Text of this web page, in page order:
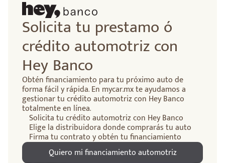
Solicita tu prestamo ó
crédito automotriz con
Hey Banco
Obtén financiamiento para tu próximo auto de
forma fácil y rápida. En mycar.mx te ayudamos a
gestionar tu crédito automotriz con Hey Banco
totalmente en línea.
Solicita tu crédito automotriz con Hey Banco
Elige la distribuidora donde comprarás tu auto
Firma tu contrato y obtén tu financiamiento
Quiero mi financiamiento automotriz